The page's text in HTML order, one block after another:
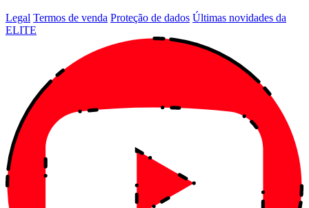
Legal Termos de venda Proteção de dados Últimas novidades da
ELITE